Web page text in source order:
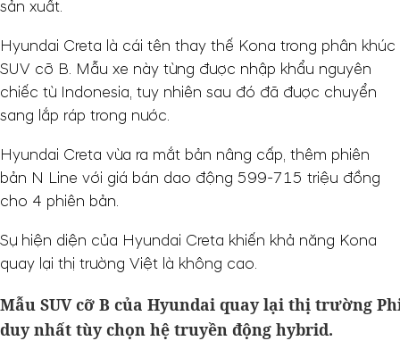
sản xuất.
Hyundai Creta là cái tên thay thế Kona trong phân khúc
SUV cỡ B. Mẫu xe này từng được nhập khẩu nguyên
chiếc từ Indonesia, tuy nhiên sau đó đã được chuyển
sang lắp ráp trong nước.
Hyundai Creta vừa ra mắt bản nâng cấp, thêm phiên
bản N Line với giá bán dao động 599-715 triệu đồng
cho 4 phiên bản.
Sự hiện diện của Hyundai Creta khiến khả năng Kona
quay lại thị trường Việt là không cao.
Mẫu SUV cỡ B của Hyundai quay lại thị trường
duy nhất tùy chọn hệ truyền động hybrid.